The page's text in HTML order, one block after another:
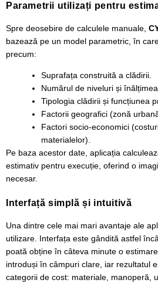
Parametrii utilizați pentru
Spre deosebire de calculele manuale,
bazează pe un model parametric, în
precum:
Suprafața construită a clădirii.
Numărul de niveluri și
Tipologia clădirii și funcțiunea
Factorii geografici (zonă
Factori socio-economici
materialelor).
Pe baza acestor date, aplicația
estimativ pentru execuție, oferind o
necesar.
Interfață simplă și intuitivă
Una dintre cele mai mari avantaje ale
utilizare. Interfața este gândită astfel
poată obține în câteva minute o
introduși în câmpuri clare, iar rezultatul
categorii de cost: materiale, manoperă,